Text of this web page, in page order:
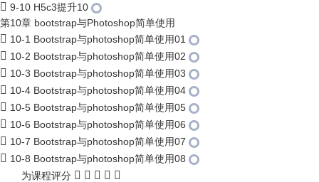
9-10 H5c3提升10
第10章 bootstrap与Photoshop简单使用
10-1 Bootstrap与photoshop简单使用01
10-2 Bootstrap与photoshop简单使用02
10-3 Bootstrap与photoshop简单使用03
10-4 Bootstrap与photoshop简单使用04
10-5 Bootstrap与photoshop简单使用05
10-6 Bootstrap与photoshop简单使用06
10-7 Bootstrap与photoshop简单使用07
10-8 Bootstrap与photoshop简单使用08
为课程评分